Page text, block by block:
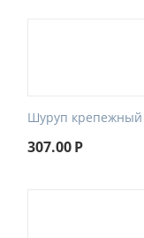
Шуруп крепежный
307.00Р